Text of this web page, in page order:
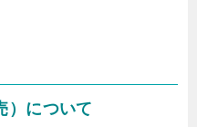
）について